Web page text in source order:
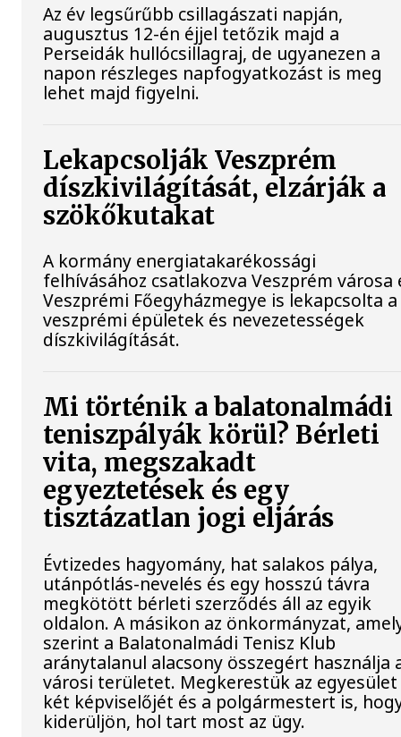
Az év legsűrűbb csillagászati napján,
augusztus 12-én éjjel tetőzik majd a
Perseidák hullócsillagraj, de ugyanezen a
napon részleges napfogyatkozást is meg
lehet majd figyelni.
Lekapcsolják Veszprém
díszkivilágítását, elzárják a
szökőkutakat
A kormány energiatakarékossági
felhívásához csatlakozva Veszprém városa
Veszprémi Főegyházmegye is lekapcsolta a
veszprémi épületek és nevezetességek
díszkivilágítását.
Mi történik a balatonalmádi
teniszpályák körül? Bérleti
vita, megszakadt
egyeztetések és egy
tisztázatlan jogi eljárás
Évtizedes hagyomány, hat salakos pálya,
utánpótlás-nevelés és egy hosszú távra
megkötött bérleti szerződés áll az egyik
oldalon. A másikon az önkormányzat,
szerint a Balatonalmádi Tenisz Klub
aránytalanul alacsony összegért használja
városi területet. Megkerestük az egyesület
két képviselőjét és a polgármestert is,
kiderüljön, hol tart most az ügy.